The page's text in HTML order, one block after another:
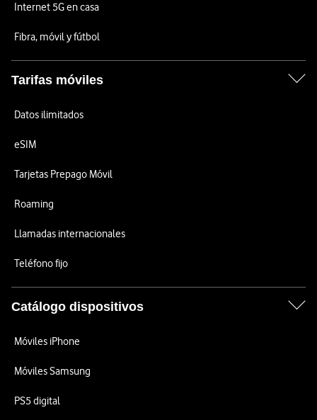
Internet 5G en casa
Fibra, móvil y fútbol
Tarifas móviles
Datos ilimitados
eSIM
Tarjetas Prepago Móvil
Roaming
Llamadas internacionales
Teléfono fijo
Catálogo dispositivos
Móviles iPhone
Móviles Samsung
PS5 digital